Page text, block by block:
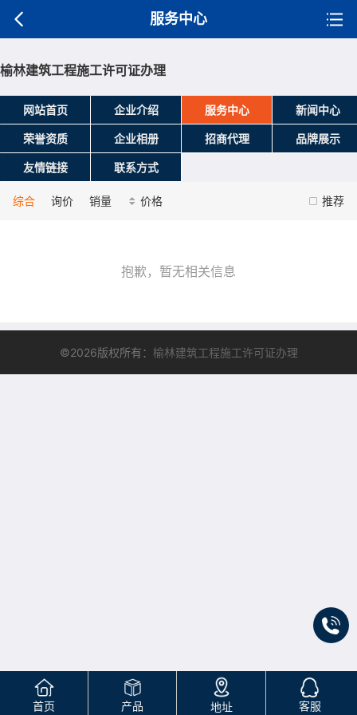
服务中心
榆林建筑工程施工许可证办理
网站首页 企业介绍 服务中心 新闻中心
荣誉资质 企业相册 招商代理 品牌展示
友情链接 联系方式
推荐
综合 询价 销量 价格
抱歉，暂无相关信息
©2026版权所有： 榆林建筑工程施工许可证办理
首页 产品 地址 客服